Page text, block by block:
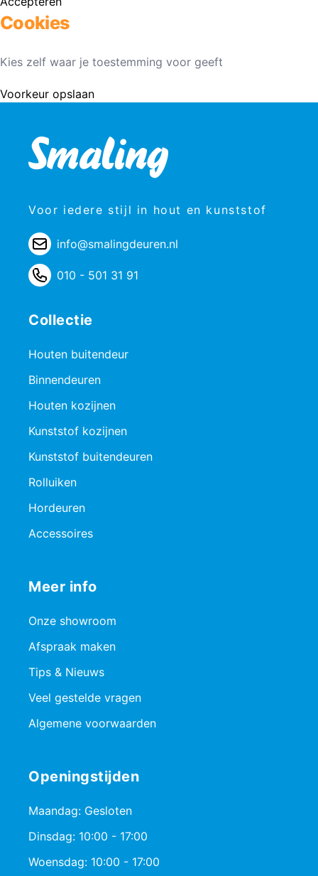
Cookies
Kies zelf waar je toestemming voor geeft
Voorkeur opslaan
Voor iedere stijl in hout en kunststof
info@smalingdeuren.nl
010 - 501 31 91
Collectie
Houten buitendeur
Binnendeuren
Houten kozijnen
Kunststof kozijnen
Kunststof buitendeuren
Rolluiken
Hordeuren
Accessoires
Meer info
Onze showroom
Afspraak maken
Tips & Nieuws
Veel gestelde vragen
Algemene voorwaarden
Openingstijden
Maandag: Gesloten
Dinsdag: 10:00 - 17:00
Woensdag: 10:00 - 17:00